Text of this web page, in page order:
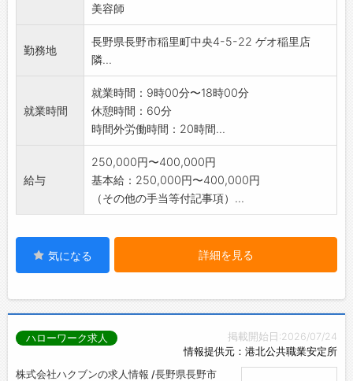
美容師
勤務地
長野県長野市稲里町中央4-5-22 ゲオ稲里店
隣...
就業時間
就業時間：9時00分〜18時00分
休憩時間：60分
時間外労働時間：20時間...
給与
250,000円〜400,000円
基本給：250,000円〜400,000円
（その他の手当等付記事項）...
気になる 詳細を見る
掲載開始日:2026/07/24
情報提供元：港北公共職業安定所
ハローワーク求人
株式会社ハクブンの求人情報 /長野県長野市